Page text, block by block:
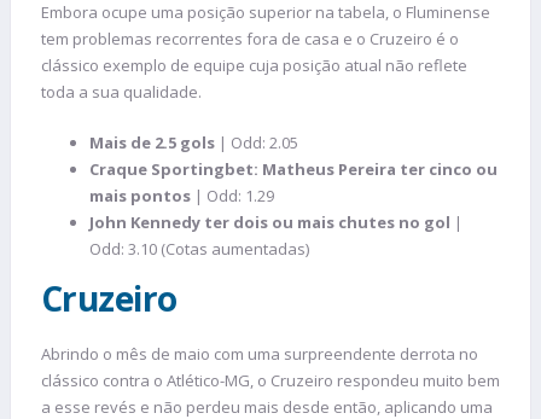
Embora ocupe uma posição superior na tabela, o Fluminense
tem problemas recorrentes fora de casa e o Cruzeiro é o
clássico exemplo de equipe cuja posição atual não reflete
toda a sua qualidade.
Mais de 2.5 gols | Odd: 2.05
Craque Sportingbet: Matheus Pereira ter cinco ou
mais pontos | Odd: 1.29
John Kennedy ter dois ou mais chutes no gol |
Odd: 3.10 (Cotas aumentadas)
Cruzeiro
Abrindo o mês de maio com uma surpreendente derrota no
clássico contra o Atlético-MG, o Cruzeiro respondeu muito bem
a esse revés e não perdeu mais desde então, aplicando uma